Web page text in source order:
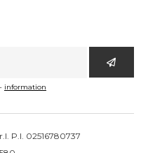
- information
P.I. 02516780737